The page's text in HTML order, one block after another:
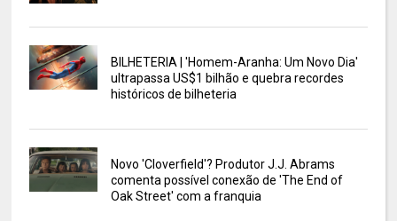
BILHETERIA | 'Homem-Aranha: Um Novo Dia'
ultrapassa US$1 bilhão e quebra recordes
históricos de bilheteria
Novo 'Cloverfield'? Produtor J.J. Abrams
comenta possível conexão de 'The End of
Oak Street' com a franquia